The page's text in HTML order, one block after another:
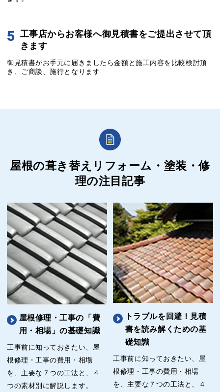
5 工事店からお客様へ御見積書をご提出させて頂
きます
御見積書がお手元に届きましたら金額と施工内容を比較検討頂
き、ご商談、施行となります
屋根の葺き替えリフォーム・塗装・修
理の注目記事
屋根修理・工事の「費
用・相場」の基礎知識
工事前に知っておきたい、屋
根修理・工事の費用・相場
を、主要な７つの工法と、４
つの素材別に解説します。
トラブルを回避！見積
書を読み解くための基
礎知識
工事前に知っておきたい、屋
根修理・工事の費用・相場
を、主要な７つの工法と、４